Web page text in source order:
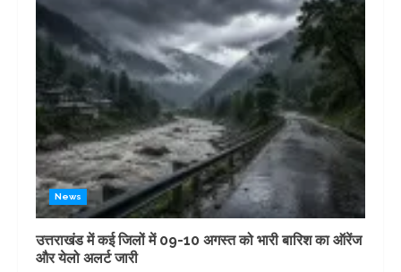
News
उत्तराखंड में कई जिलों में 09-10 अगस्त को भारी बारिश का ऑरेंज
और येलो अलर्ट जारी